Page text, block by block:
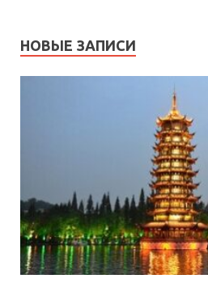
НОВЫЕ ЗАПИСИ